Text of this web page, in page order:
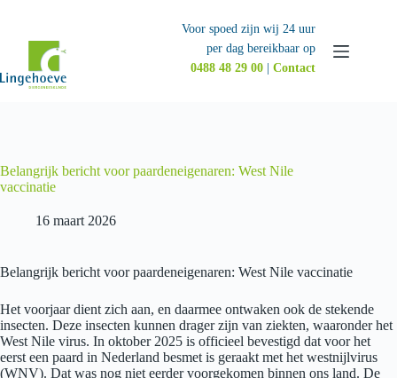
Voor spoed zijn wij 24 uur
per dag bereikbaar op
0488 48 29 00 |Contact
Belangrijk bericht voor paardeneigenaren: West Nile
vaccinatie
16 maart 2026
Belangrijk bericht voor paardeneigenaren: West Nile vaccinatie
Het voorjaar dient zich aan, en daarmee ontwaken ook de stekende
insecten. Deze insecten kunnen drager zijn van ziekten, waaronder het
West Nile virus. In oktober 2025 is officieel bevestigd dat voor het
eerst een paard in Nederland besmet is geraakt met het westnijlvirus
(WNV). Dat was nog niet eerder voorgekomen binnen ons land. De